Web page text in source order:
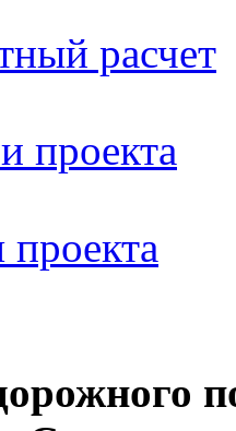
расчет
проекта
проекта